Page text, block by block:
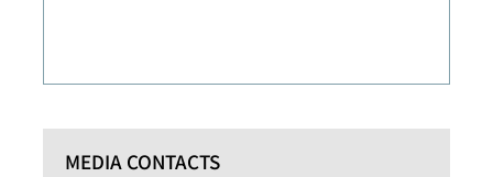
MEDIA CONTACTS